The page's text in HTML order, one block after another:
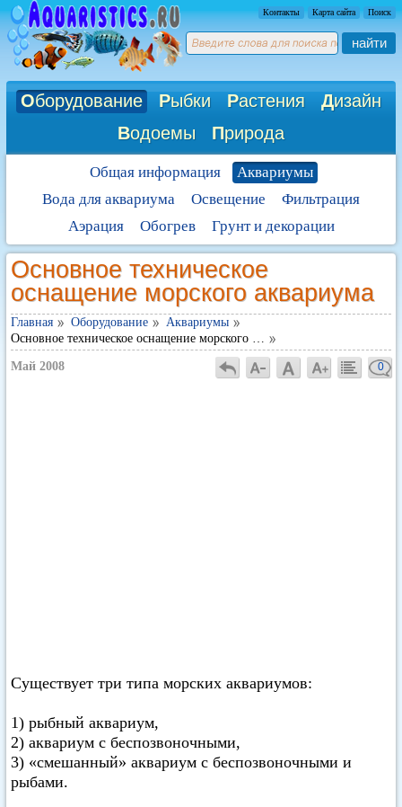
Контакты Карта сайта Поиск
найти
Оборудование Рыбки Растения Дизайн
Водоемы Природа
Общая информация
Аквариумы
Вода для аквариума
Освещение
Фильтрация
Аэрация
Обогрев Грунт и декорации
Основное техническое
оснащение морского аквариума
Главная Оборудование
Аквариумы
Основное техническое оснащение морского …
Май 2008 0
Существует три типа морских аквариумов:
1) рыбный аквариум,
2) аквариум с беспозвоночными,
3) «смешанный» аквариум с беспозвоночными и
рыбами.